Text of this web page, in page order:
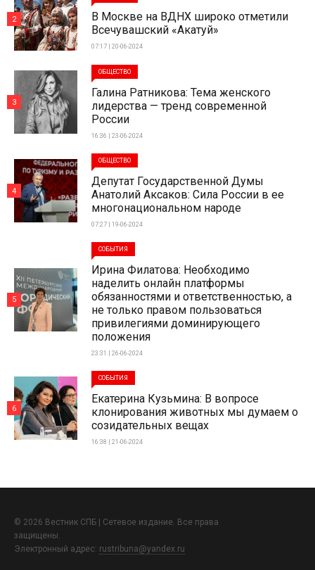
В Москве на ВДНХ широко отметили
Всечувашский «Акатуй»
07:17 | 20-06-2024
2
ОБЩЕСТВО
Галина Ратникова: Тема женского
лидерства — тренд современной
России
16:36 | 23-06-2024
3
ОБЩЕСТВО
Депутат Государственной Думы
Анатолий Аксаков: Сила России в ее
многонациональном народе
07:27 | 19-06-2024
4
СОБЫТИЯ
Ирина Филатова: Необходимо
наделить онлайн платформы
обязанностями и ответственностью, а
не только правом пользоваться
привилегиями доминирующего
положения
23:31 | 26-06-2024
5
СОБЫТИЯ
Екатерина Кузьмина: В вопросе
клонирования животных мы думаем о
созидательных вещах
16:38 | 21-06-2024
6
© 2026 Вестник СПБ | Сетевое издание. Все права
защищены.
Электронный адрес: rustribuna@yandex.ru